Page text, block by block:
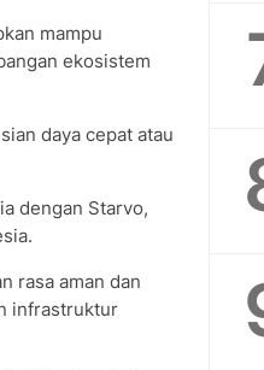
mampu
ekosistem
daya cepat atau
dengan Starvo,
rasa aman dan
infrastruktur